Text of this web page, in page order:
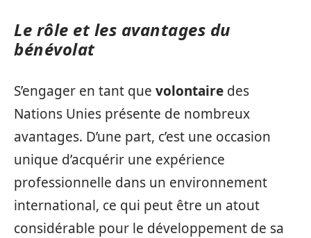
Le rôle et les avantages du
bénévolat
S’engager en tant que volontaire des
Nations Unies présente de nombreux
avantages. D’une part, c’est une occasion
unique d’acquérir une expérience
professionnelle dans un environnement
international, ce qui peut être un atout
considérable pour le développement de sa